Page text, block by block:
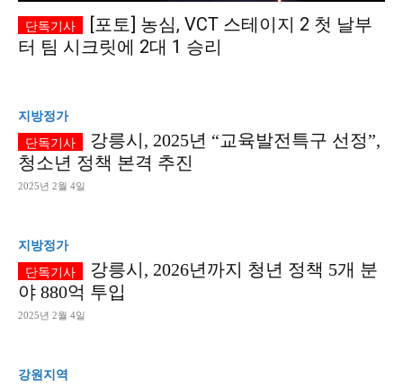
[포토] 농심, VCT 스테이지 2 첫 날부
터 팀 시크릿에 2대 1 승리
지방정가
강릉시, 2025년 “교육발전특구 선정”,
청소년 정책 본격 추진
2025년 2월 4일
지방정가
강릉시, 2026년까지 청년 정책 5개 분
야 880억 투입
2025년 2월 4일
강원지역